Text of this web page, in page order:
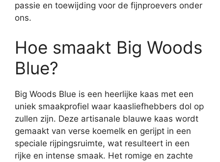
passie en toewijding voor de fijnproevers onder
ons.
Hoe smaakt Big Woods
Blue?
Big Woods Blue is een heerlijke kaas met een
uniek smaakprofiel waar kaasliefhebbers dol op
zullen zijn. Deze artisanale blauwe kaas wordt
gemaakt van verse koemelk en gerijpt in een
speciale rijpingsruimte, wat resulteert in een
rijke en intense smaak. Het romige en zachte